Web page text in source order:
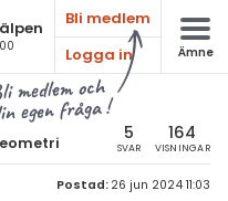
Bli medlem
Logga in
Ämne
Bli medlem och
din egen fråga !
5
SVAR
164
VISNINGAR
Postad: 26 jun 2024 11:03
Alla ämnen
Matematik
2